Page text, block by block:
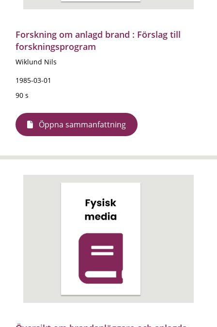
Forskning om anlagd brand : Förslag till
forskningsprogram
Wiklund Nils
1985-03-01
90 s
Öppna sammanfattning